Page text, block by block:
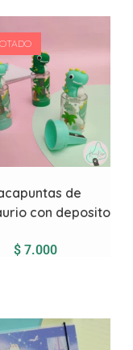
de
con deposito
$ 7.000